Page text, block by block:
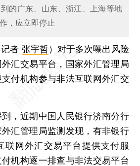
的广东、山东、浙江、上海等地
，应立即停止
记者 张宇哲） 对于多次曝出风险
汇交易平台，国家外汇管理局
付机构参与非法互联网外汇交
近期中国人民银行济南分行
汇管理局监测发现，有非银行
联网外汇交易平台提供支付服
机构逐一排查与非法交易平台